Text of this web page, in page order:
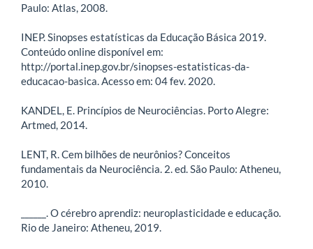
Paulo: Atlas, 2008.
INEP. Sinopses estatísticas da Educação Básica 2019.
Conteúdo online disponível em:
http://portal.inep.gov.br/sinopses-estatisticas-da-
educacao-basica. Acesso em: 04 fev. 2020.
KANDEL, E. Princípios de Neurociências. Porto Alegre:
Artmed, 2014.
LENT, R. Cem bilhões de neurônios? Conceitos
fundamentais da Neurociência. 2. ed. São Paulo: Atheneu,
2010.
______. O cérebro aprendiz: neuroplasticidade e educação.
Rio de Janeiro: Atheneu, 2019.